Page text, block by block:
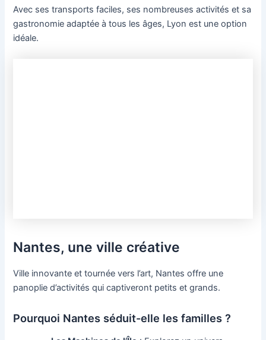
Avec ses transports faciles, ses nombreuses activités et sa
gastronomie adaptée à tous les âges, Lyon est une option
idéale.
Nantes, une ville créative
Ville innovante et tournée vers l’art, Nantes offre une
panoplie d’activités qui captiveront petits et grands.
Pourquoi Nantes séduit-elle les familles ?